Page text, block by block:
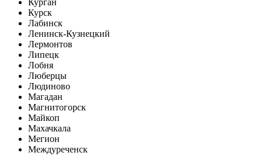
Курск
Лабинск
Ленинск-Кузнецкий
Лермонтов
Липецк
Лобня
Люберцы
Людиново
Магадан
Магнитогорск
Майкоп
Махачкала
Мегион
Междуреченск